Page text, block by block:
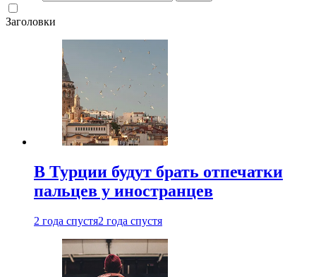
Заголовки
В Турции будут брать отпечатки
пальцев у иностранцев
2 года спустя2 года спустя